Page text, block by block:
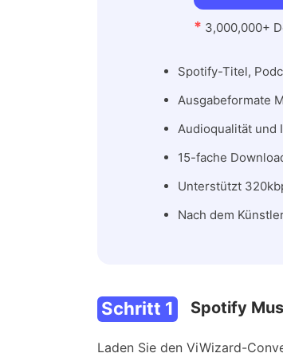
* 3,000,000+
Spotify-Titel,
Ausgabeformate
Audioqualität und
15-fache
Unterstützt
Nach dem
Schritt 1 Spotify
Laden Sie den ViWizard-